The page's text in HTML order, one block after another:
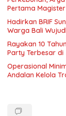
Pertama Magister
Hadirkan BRIF
Warga Bali
Rayakan 10
Party Terbesar
Operasional
Andalan Kelola